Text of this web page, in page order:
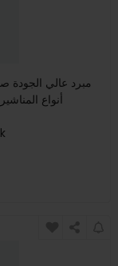
مبرد عالي الجودة
أنواع